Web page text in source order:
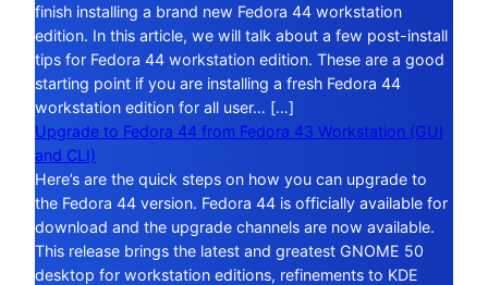
finish installing a brand new Fedora 44 workstation
edition. In this article, we will talk about a few post-install
tips for Fedora 44 workstation edition. These are a good
starting point if you are installing a fresh Fedora 44
workstation edition for all user… […]
Upgrade to Fedora 44 from Fedora 43 Workstation (GUI
and CLI)
Here’s are the quick steps on how you can upgrade to
the Fedora 44 version. Fedora 44 is officially available for
download and the upgrade channels are now available.
This release brings the latest and greatest GNOME 50
desktop for workstation editions, refinements to KDE